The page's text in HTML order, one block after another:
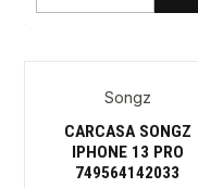
Songz
CARCASA SONGZ
IPHONE 13 PRO
749564142033